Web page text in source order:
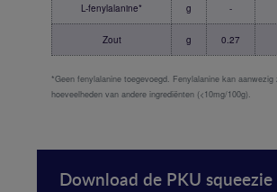
L-fenylalanine* g -
Zout g 0.27
*Geen fenylalanine toegevoegd. Fenylalanine kan
hoeveelheden van andere ingrediënten (<10mg/100g).
Download de PKU